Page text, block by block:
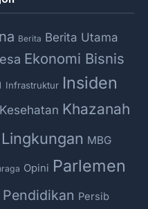
Berita Berita Utama
Ekonomi Bisnis
Infrastruktur Insiden
Kesehatan Khazanah
Lingkungan MBG
Opini Parlemen
Pendidikan Persib